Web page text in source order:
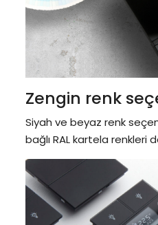
Zengin renk
Siyah ve beyaz renk
bağlı RAL kartela renkleri